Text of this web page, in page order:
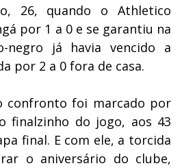
26, quando o Athletico
por 1 a 0 e se garantiu na
negro já havia vencido a
por 2 a 0 fora de casa.
confronto foi marcado por
finalzinho do jogo, aos 43
final. E com ele, a torcida
o aniversário do clube,